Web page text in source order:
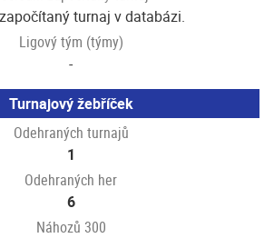
turnaj v databázi.
Ligový tým (týmy)
-
Turnajový žebříček
Odehraných turnajů
1
Odehraných her
6
Náhozů 300